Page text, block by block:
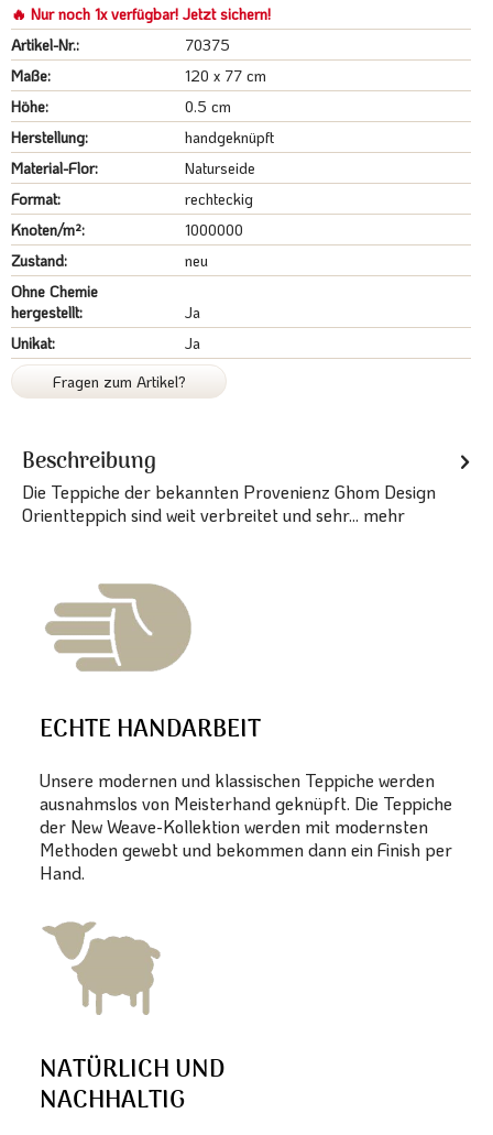
🔥 Nur noch 1x verfügbar! Jetzt sichern!
Artikel-Nr.:
70375
Maße:
120 x 77 cm
Höhe:
0.5 cm
Herstellung:
handgeknüpft
Material-Flor:
Naturseide
Format:
rechteckig
Knoten/m²:
1000000
Zustand:
neu
Ohne Chemie
hergestellt:
Ja
Unikat:
Ja
Fragen zum Artikel?
Beschreibung
Die Teppiche der bekannten Provenienz Ghom Design
Orientteppich sind weit verbreitet und sehr... mehr
ECHTE HANDARBEIT
Unsere modernen und klassischen Teppiche werden
ausnahmslos von Meisterhand geknüpft. Die Teppiche
der New Weave-Kollektion werden mit modernsten
Methoden gewebt und bekommen dann ein Finish per
Hand.
NATÜRLICH UND
NACHHALTIG